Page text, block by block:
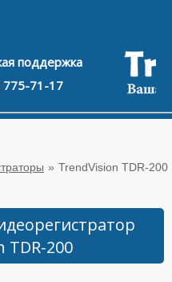
поддержка
775-71-17
» TrendVision TDR-200
TDR-200